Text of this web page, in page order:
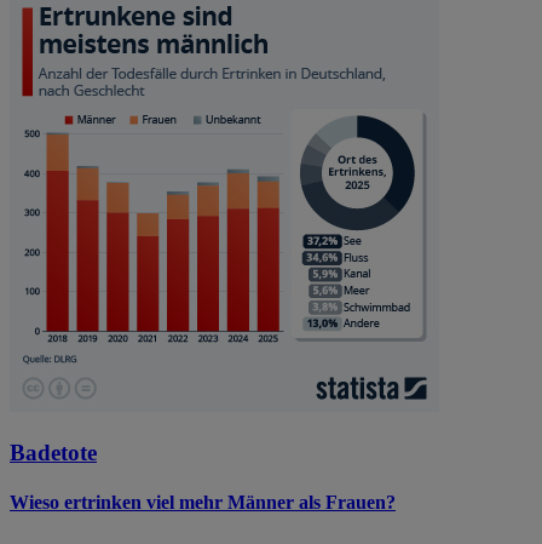
Badetote
Wieso ertrinken viel mehr Männer als Frauen?